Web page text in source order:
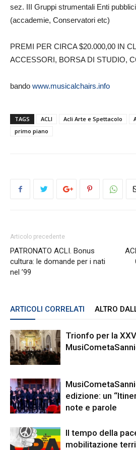
sez. III Gruppi strumentali Enti
(accademie, Conservatori etc)
PREMI PER CIRCA $20.000,00 IN
ACCESSORI, BORSA DI STUDIO,
bando www.musicalchairs.info
TAGS ACLI Acli Arte e Spettacolo
primo piano
Articolo precedente
PATRONATO ACLI. Bonus
cultura: le domande per i nati
nel ’99
ARTICOLI CORRELATI ALTRO
Trionfo per la
edizione: un
note e parole
Il tempo della
mobilitazione